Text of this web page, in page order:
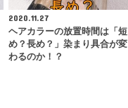
2020.11.27
ヘアカラーの放置時間は「短
め？長め？」染まり具合が変
わるのか！？